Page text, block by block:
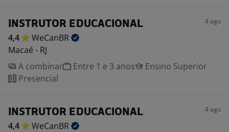
INSTRUTOR EDUCACIONAL 4 ago
4,4
WeCanBR
Macaé - RJ
A combinar
Entre 1 e 3 anos
Ensino Superior
Presencial
INSTRUTOR EDUCACIONAL 4 ago
4,4
WeCanBR